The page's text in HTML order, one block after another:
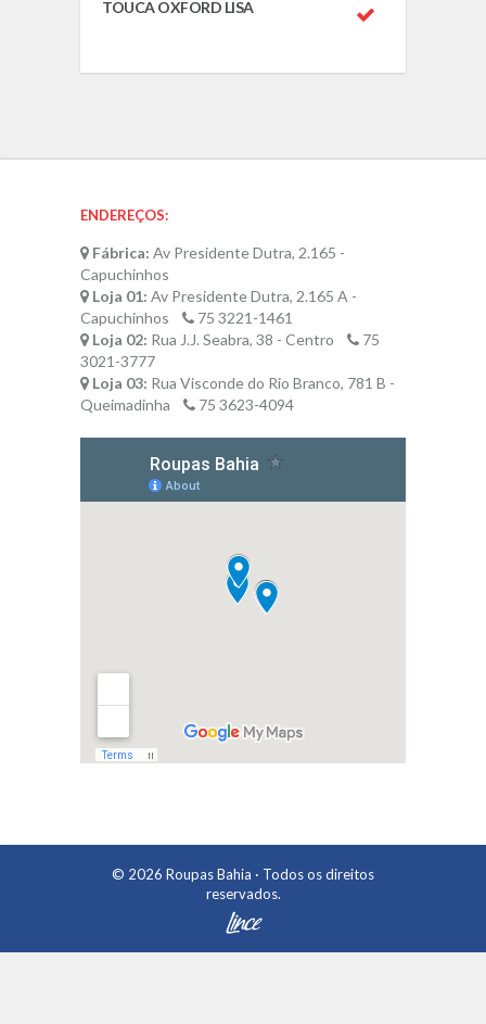
TOUCA OXFORD LISA
ENDEREÇOS:
Fábrica: Av Presidente Dutra, 2.165 -
Capuchinhos
Loja 01: Av Presidente Dutra, 2.165 A -
Capuchinhos
75 3221-1461
Loja 02: Rua J.J. Seabra, 38 - Centro
75
3021-3777
Loja 03: Rua Visconde do Rio Branco, 781 B -
Queimadinha
75 3623-4094
© 2026 Roupas Bahia · Todos os direitos
reservados.